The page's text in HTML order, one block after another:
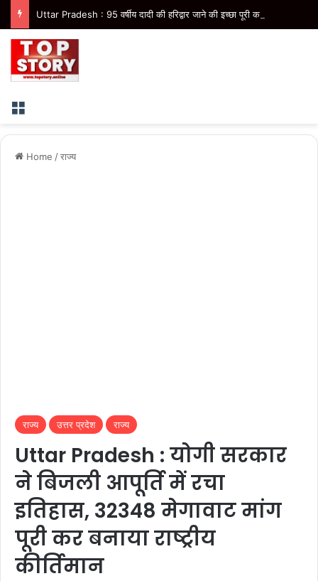
Menu
Home /राज्य
राज्य उत्तर प्रदेश राज्य
Uttar Pradesh : योगी सरकार
ने बिजली आपूर्ति में रचा
इतिहास, 32348 मेगावाट मांग
पूरी कर बनाया राष्ट्रीय
कीर्तिमान